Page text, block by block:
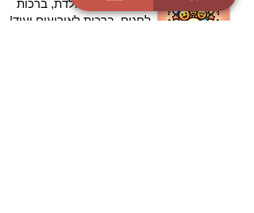
ברכות ליום הולדת, ברכות
לחגים, ברכות לאירועים ועוד!